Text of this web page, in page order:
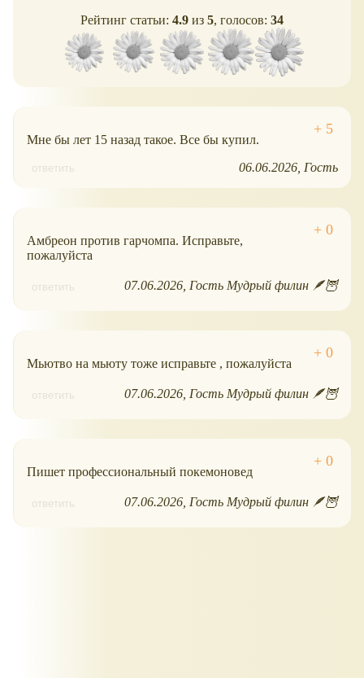
Рейтинг статьи: 4.9 из 5, голосов: 34
Мне бы лет 15 назад такое. Все бы купил.
ответить 06.06.2026 Гость
Амбреон против гарчомпа. Исправьте,
пожалуйста
ответить 07.06.2026 Гость Мудрый филин 🪶🦉
Мьютво на мьюту тоже исправьте , пожалуйста
ответить 07.06.2026 Гость Мудрый филин 🪶🦉
Пишет профессиональный покемоновед
ответить 07.06.2026 Гость Мудрый филин 🪶🦉